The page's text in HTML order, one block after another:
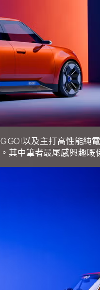
以及主打高性能純
中筆者最尾感興趣嘅